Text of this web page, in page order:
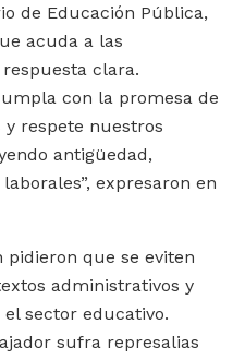
de Educación Pública,
acuda a las
clara.
con la promesa de
respete nuestros
antigüedad,
expresaron en
que se eviten
administrativos y
sector educativo.
sufra represalias